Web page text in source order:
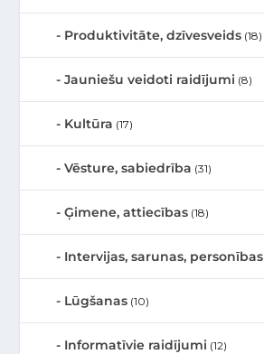
Produktivitāte, dzīvesveids (18)
Jauniešu veidoti raidījumi (8)
Kultūra (17)
Vēsture, sabiedrība (31)
Ģimene, attiecības (18)
Intervijas, sarunas, personības
Lūgšanas (10)
Informatīvie raidījumi (12)